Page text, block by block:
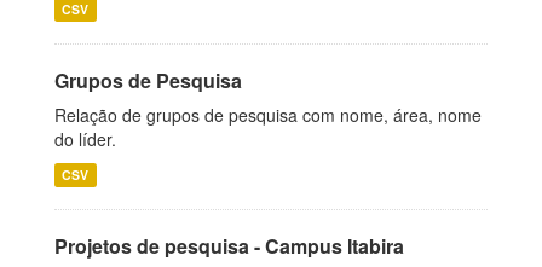
CSV
Grupos de Pesquisa
Relação de grupos de pesquisa com nome, área, nome
do líder.
CSV
Projetos de pesquisa - Campus Itabira